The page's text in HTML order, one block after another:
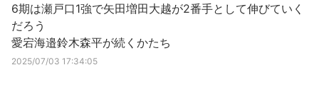
6期は瀬戸口1強で矢田増田大越が2番手として伸びていく
だろう
愛宕海邉鈴木森平が続くかたち
2025/07/03 17:34:05